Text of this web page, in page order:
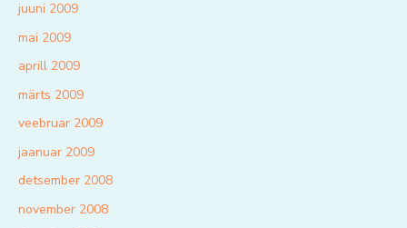
juuni 2009
mai 2009
aprill 2009
märts 2009
veebruar 2009
jaanuar 2009
detsember 2008
november 2008